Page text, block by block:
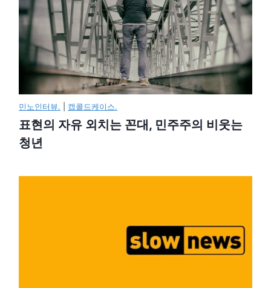
민노인터뷰. 캡콜드케이스.
표현의 자유 외치는 꼰대, 민주주의 비웃는
청년